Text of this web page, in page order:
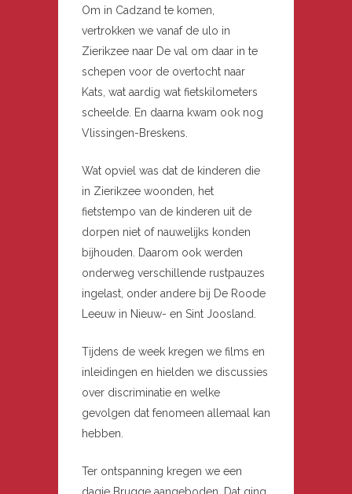
Om in Cadzand te komen,
vertrokken we vanaf de ulo in
Zierikzee naar De val om daar in te
schepen voor de overtocht naar
Kats, wat aardig wat fietskilometers
scheelde. En daarna kwam ook nog
Vlissingen-Breskens.
Wat opviel was dat de kinderen die
in Zierikzee woonden, het
fietstempo van de kinderen uit de
dorpen niet of nauwelijks konden
bijhouden. Daarom ook werden
onderweg verschillende rustpauzes
ingelast, onder andere bij De Roode
Leeuw in Nieuw- en Sint Joosland.
Tijdens de week kregen we films en
inleidingen en hielden we discussies
over discriminatie en welke
gevolgen dat fenomeen allemaal kan
hebben.
Ter ontspanning kregen we een
dagje Brugge aangeboden. Dat ging